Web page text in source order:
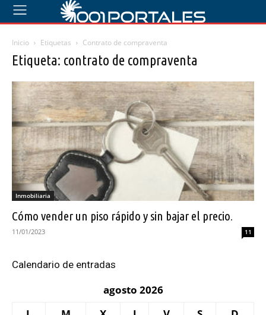
Inicio Etiquetas Contrato de compraventa
Etiqueta: contrato de compraventa
Inmobiliaria
Cómo vender un piso rápido y sin bajar el precio.
11/01/2023 11
Calendario de entradas
agosto 2026